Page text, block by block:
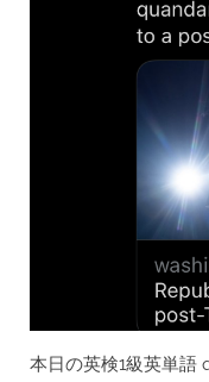
本日の英検1級英単語